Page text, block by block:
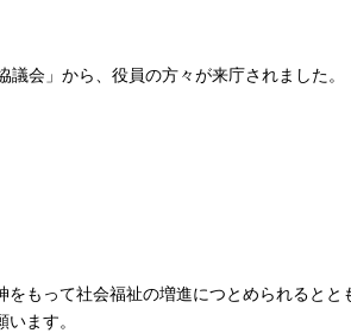
会」から、役員の方々が来庁されました。
もって社会福祉の増進につとめられると
ます。